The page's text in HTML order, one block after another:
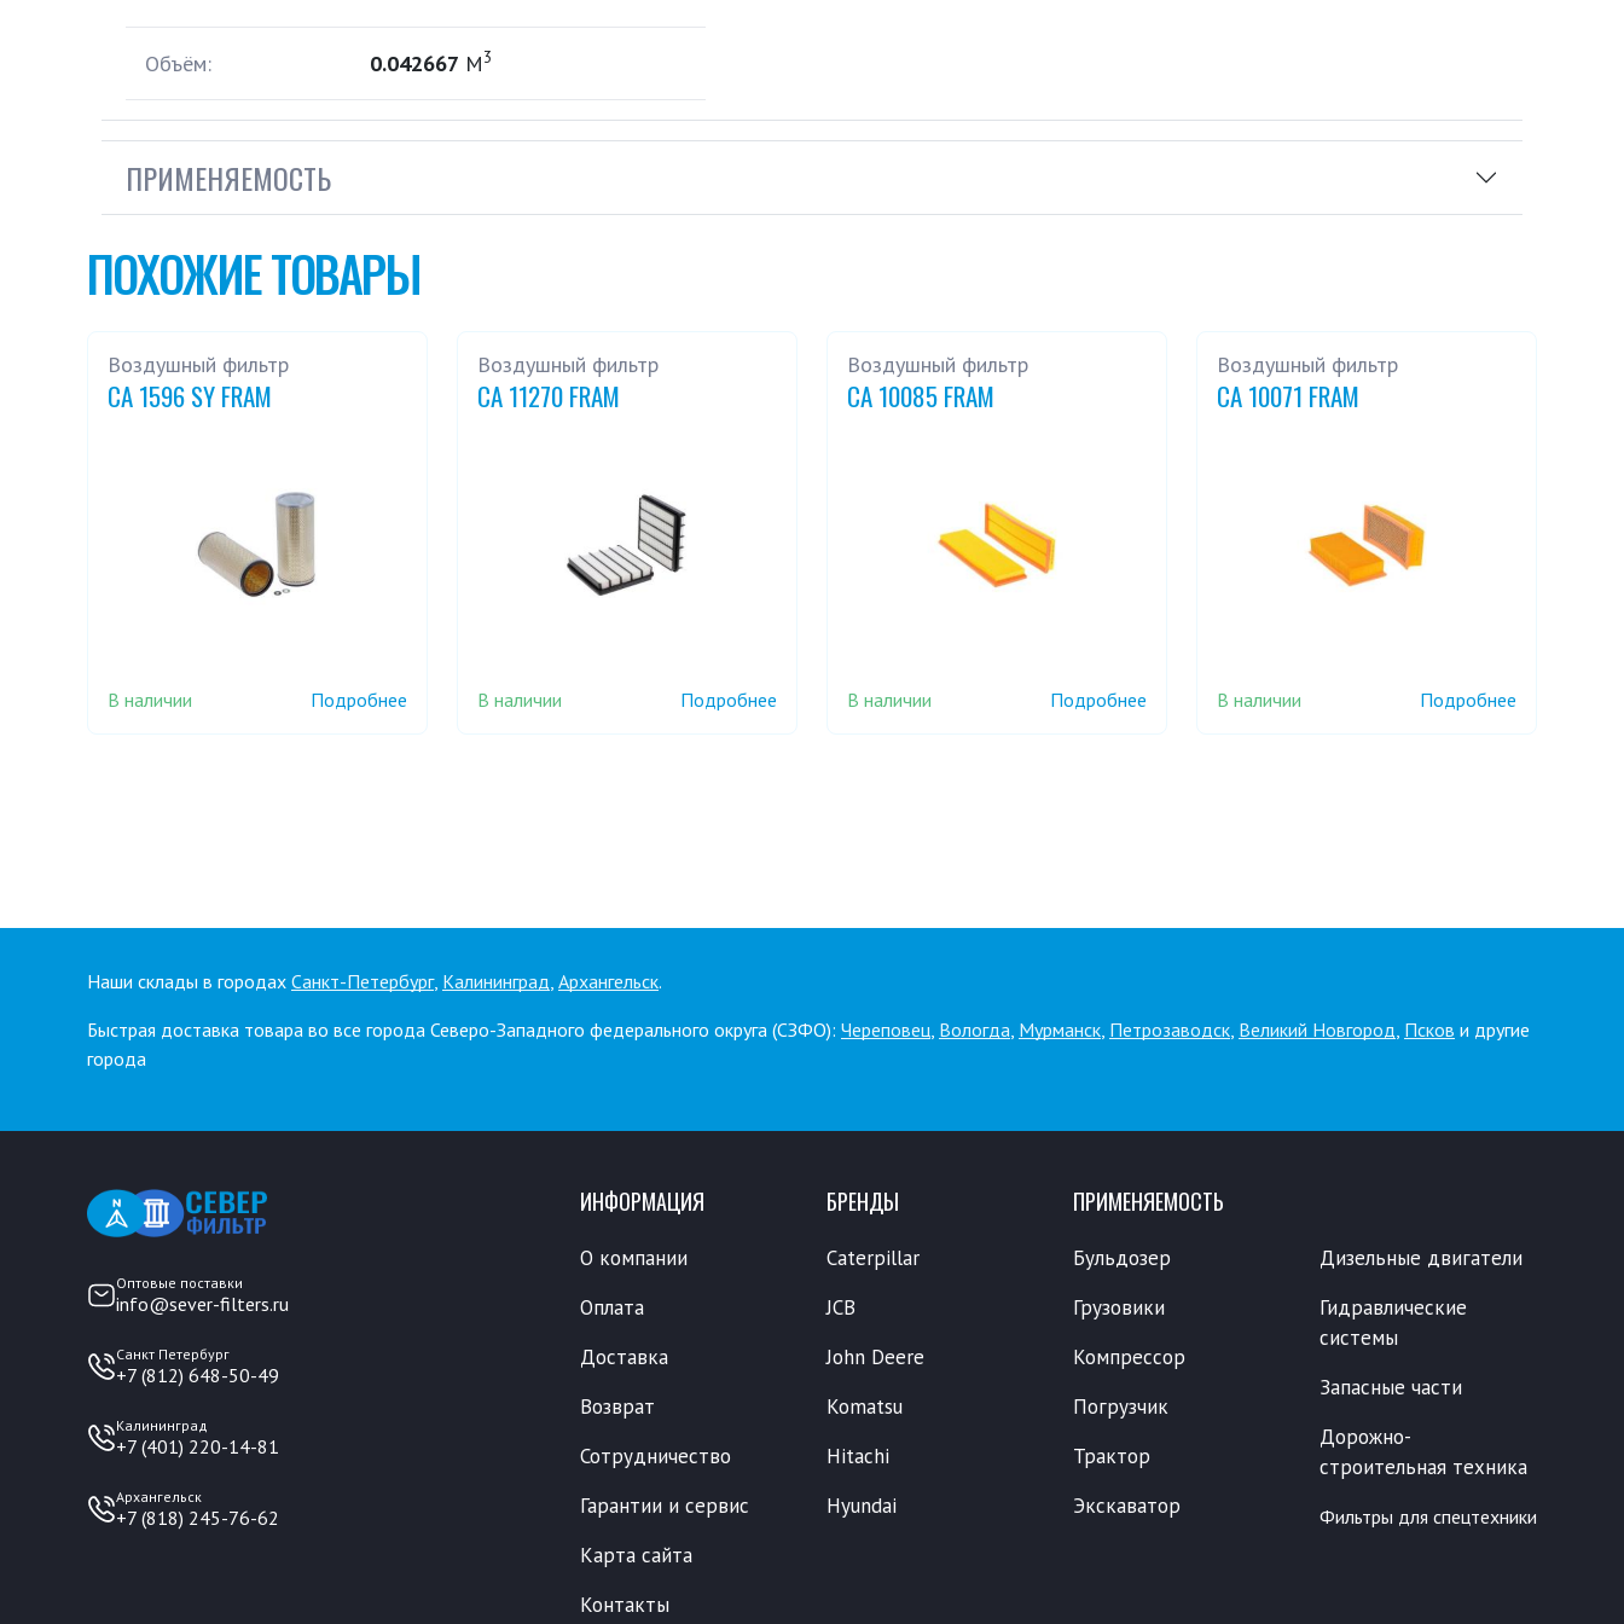
Объём: 0.042667 М3
ПРИМЕНЯЕМОСТЬ
ПОХОЖИЕ ТОВАРЫ
Воздушный фильтр
CA 1596 SY FRAM
В наличии Подробнее
Воздушный фильтр
CA 11270 FRAM
В наличии Подробнее
Воздушный фильтр
CA 10085 FRAM
В наличии Подробнее
Воздушный фильтр
CA 10071 FRAM
В наличии Подробнее
Наши склады в городах Санкт-Петербург, Калининград, Архангельск.
Быстрая доставка товара во все города Северо-Западного федерального округа (СЗФО): Череповец, Вологда, Мурманск, Петрозаводск, Великий Новгород, Псков и другие
города
Оптовые поставки
info@sever-filters.ru
Санкт Петербург
+7 (812) 648-50-49
Калининград
+7 (401) 220-14-81
Архангельск
+7 (818) 245-76-62
ИНФОРМАЦИЯ
О компании
Оплата
Доставка
Возврат
Сотрудничество
Гарантии и сервис
Карта сайта
Контакты
БРЕНДЫ
Caterpillar
JCB
John Deere
Komatsu
Hitachi
Hyundai
ПРИМЕНЯЕМОСТЬ
Бульдозер
Грузовики
Компрессор
Погрузчик
Трактор
Экскаватор
Дизельные двигатели
Гидравлические
системы
Запасные части
Дорожно-
строительная техника
Фильтры для спецтехники